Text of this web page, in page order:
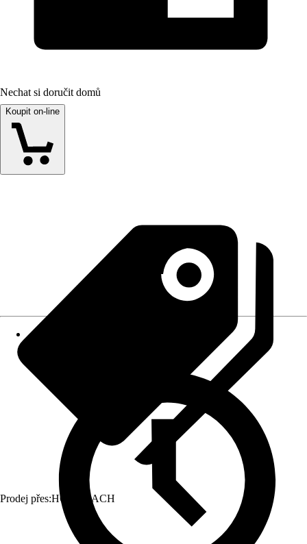
Nechat si doručit domů
Koupit on-line
Prodej přes:HORNBACH